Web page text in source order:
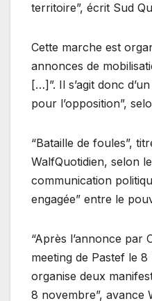
territoire”, écrit Sud
Cette marche est
annonces de
[…]”. Il s’agit donc
pour l’opposition”,
“Bataille de foules”,
WalfQuotidien, selon
communication
engagée” entre le
“Après l’annonce par
meeting de Pastef le
organise deux
8 novembre”, avance